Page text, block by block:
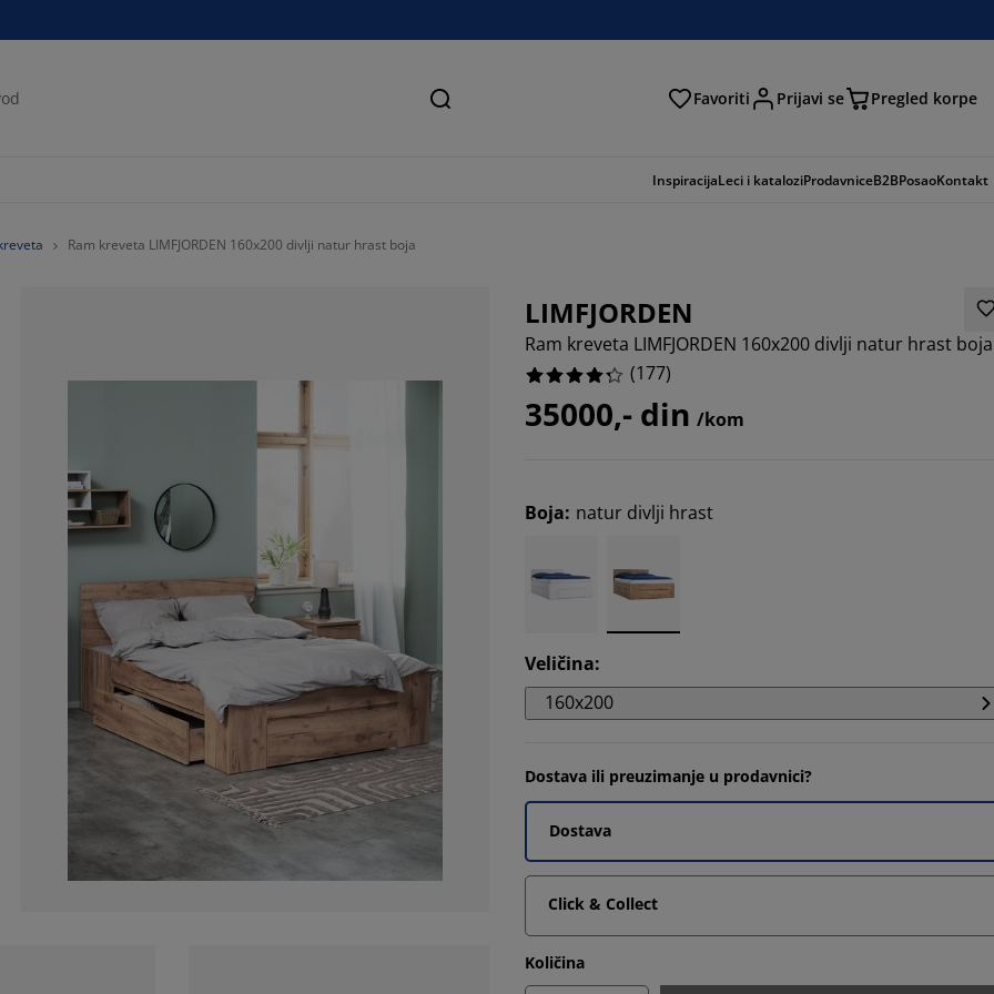
Pretraga Favoriti Prijavi se Pregled korpe
InspiracijaLeci i kataloziProdavniceB2BPosaoKontakt
Ram kreveta LIMFJORDEN 160x200 divlji natur hrast boja
LIMFJORDEN
Ram kreveta LIMFJORDEN 160x200 divlji natur hrast boja
(177)
35000,- din /kom
Boja: natur divlji hrast
Veličina:
160x200
Dostava ili preuzimanje u prodavnici?
Dostava
Click & Collect
Količina
7.344632768361582%
7.909604519774012%